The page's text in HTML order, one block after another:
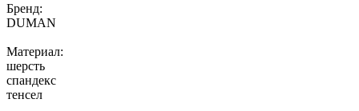
Бренд:
DUMAN
Материал:
шерсть
спандекс
тенсел